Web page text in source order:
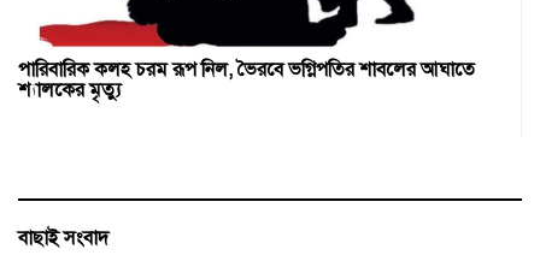
পারিবারিক কলহ চরম রূপ নিল, ভৈরবে ভগ্নিপতির শাবলের আঘাতে
শ্যালকের মৃত্যু
বাছাই সংবাদ